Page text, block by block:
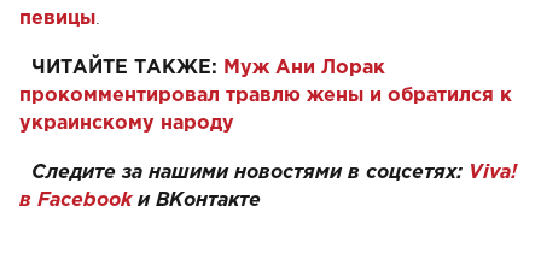
певицы.
ЧИТАЙТЕ ТАКЖЕ: Муж Ани Лорак
прокомментировал травлю жены и обратился к
украинскому народу
Следите за нашими новостями в соцсетях: Viva!
в Facebookи ВКонтакте